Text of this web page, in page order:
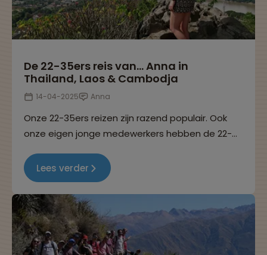
De 22-35ers reis van... Anna in
Thailand, Laos & Cambodja
14-04-2025 Anna
Onze 22-35ers reizen zijn razend populair. Ook
onze eigen jonge medewerkers hebben de 22-
interviews delen ze hun ervaringen. Dit keer
vertelt Anna over haar 22-35ers reis naar
Thailand, Laos en Cambodja.
Lees verder